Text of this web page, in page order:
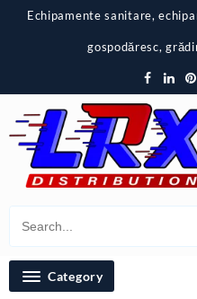
Echipamente sanitare,
gospodăresc,
Category